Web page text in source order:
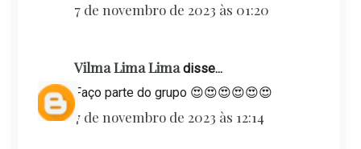
7 de novembro de 2023 às 01:20
Vilma Lima Limadisse...
Faço parte do grupo 😍😍😍😍😍😍
7 de novembro de 2023 às 12:14